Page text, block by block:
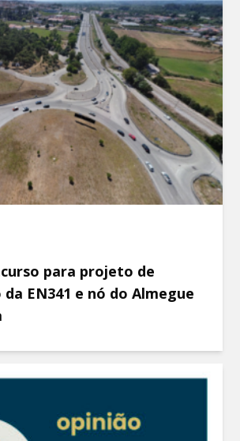
para projeto de
EN341 e nó do Almegue